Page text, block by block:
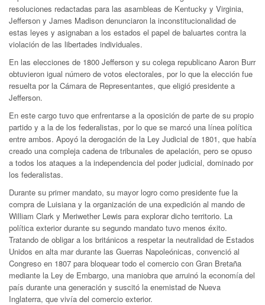
resoluciones redactadas para las asambleas de Kentucky y Virginia,
Jefferson y James Madison denunciaron la inconstitucionalidad de
estas leyes y asignaban a los estados el papel de baluartes contra la
violación de las libertades individuales.
En las elecciones de 1800 Jefferson y su colega republicano Aaron Burr
obtuvieron igual número de votos electorales, por lo que la elección fue
resuelta por la Cámara de Representantes, que eligió presidente a
Jefferson.
En este cargo tuvo que enfrentarse a la oposición de parte de su propio
partido y a la de los federalistas, por lo que se marcó una línea política
entre ambos. Apoyó la derogación de la Ley Judicial de 1801, que había
creado una compleja cadena de tribunales de apelación, pero se opuso
a todos los ataques a la independencia del poder judicial, dominado por
los federalistas.
Durante su primer mandato, su mayor logro como presidente fue la
compra de Luisiana y la organización de una expedición al mando de
William Clark y Meriwether Lewis para explorar dicho territorio. La
política exterior durante su segundo mandato tuvo menos éxito.
Tratando de obligar a los británicos a respetar la neutralidad de Estados
Unidos en alta mar durante las Guerras Napoleónicas, convenció al
Congreso en 1807 para bloquear todo el comercio con Gran Bretaña
mediante la Ley de Embargo, una maniobra que arruinó la economía del
país durante una generación y suscitó la enemistad de Nueva
Inglaterra, que vivía del comercio exterior.